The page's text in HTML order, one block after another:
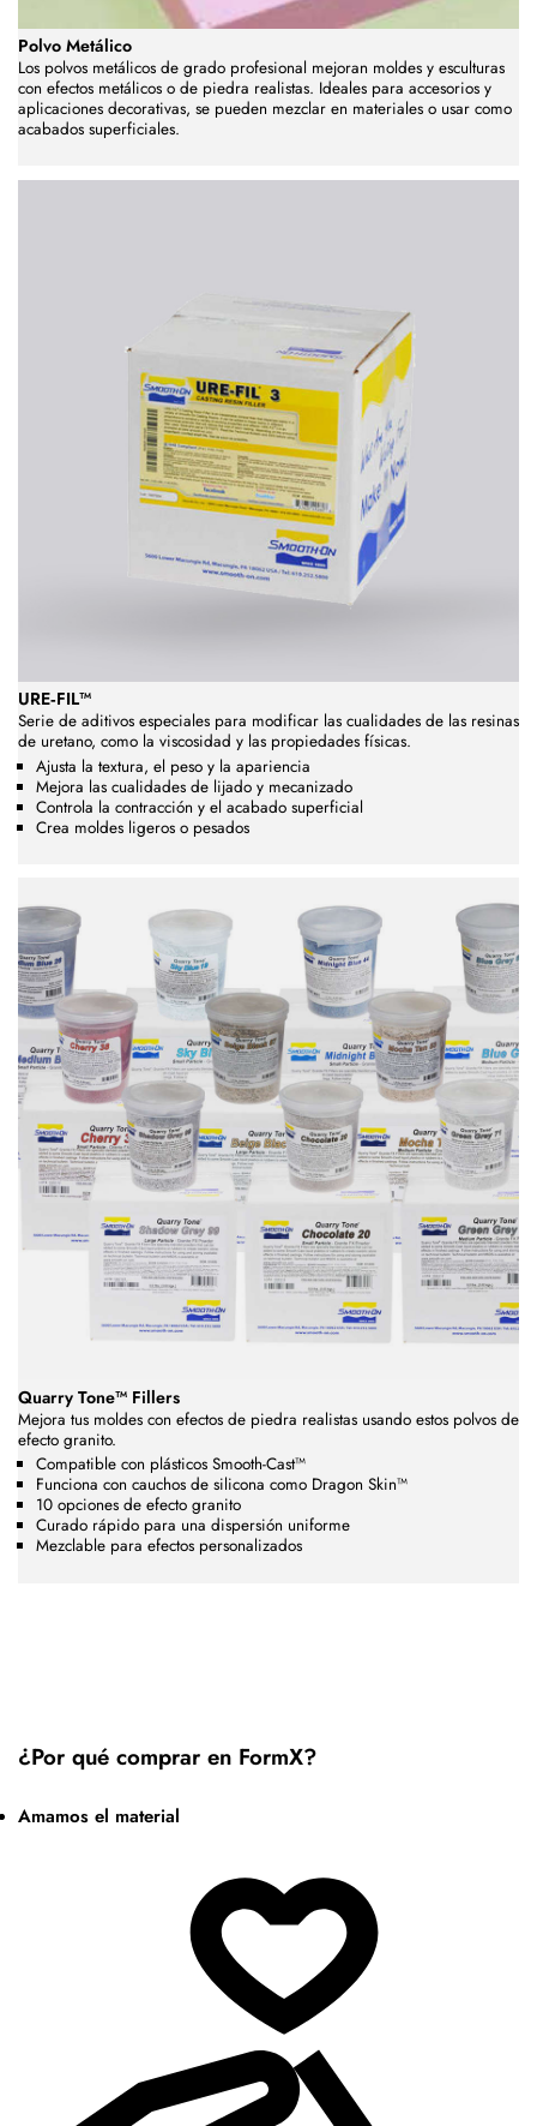
Polvo Metálico
Los polvos metálicos de grado profesional mejoran moldes y esculturas
con efectos metálicos o de piedra realistas. Ideales para accesorios y
aplicaciones decorativas, se pueden mezclar en materiales o usar como
acabados superficiales.
URE‑FIL™
Serie de aditivos especiales para modificar las cualidades de las resinas
de uretano, como la viscosidad y las propiedades físicas.
Ajusta la textura, el peso y la apariencia
Mejora las cualidades de lijado y mecanizado
Controla la contracción y el acabado superficial
Crea moldes ligeros o pesados
Quarry Tone™ Fillers
Mejora tus moldes con efectos de piedra realistas usando estos polvos de
efecto granito.
Compatible con plásticos Smooth-Cast™
Funciona con cauchos de silicona como Dragon Skin™
10 opciones de efecto granito
Curado rápido para una dispersión uniforme
Mezclable para efectos personalizados
¿Por qué comprar en FormX?
Amamos el material